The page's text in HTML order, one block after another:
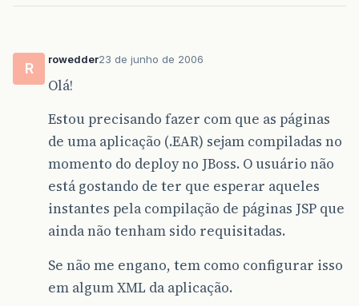
R
rowedder23 de junho de 2006
Olá!
Estou precisando fazer com que as páginas
de uma aplicação (.EAR) sejam compiladas no
momento do deploy no JBoss. O usuário não
está gostando de ter que esperar aqueles
instantes pela compilação de páginas JSP que
ainda não tenham sido requisitadas.
Se não me engano, tem como configurar isso
em algum XML da aplicação.